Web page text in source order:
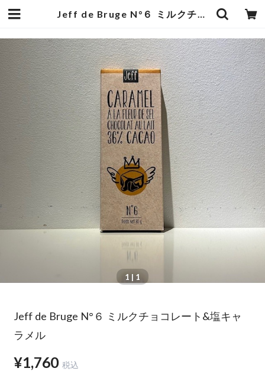
Jeff de Bruge N°６ ミルクチョコレート&塩キャラメル | オーベルジュ麻布
1 | 1
Jeff de Bruge N°６ ミルクチョコレート&塩キャ
ラメル
¥1,760 税込